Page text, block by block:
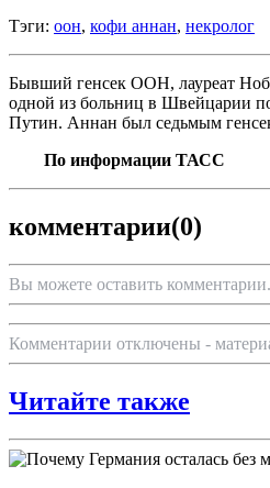
Тэги: оон, кофи аннан, некролог
Бывший генсек ООН, лауреат
одной из больниц в Швейцарии
Путин. Аннан был седьмым
По информации ТАСС
комментарии(0)
Вы можете оставить комментарии.
Комментарии отключены -
Читайте также